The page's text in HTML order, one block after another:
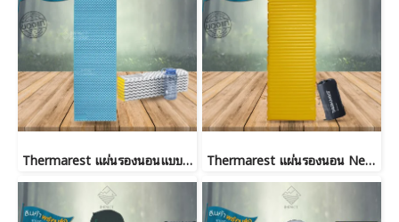
Thermarest แผ่นรองนอนแบบพับ Z-Lite Sol Thermarest แผ่นรองนอน Neoair X-Lite NXT Max